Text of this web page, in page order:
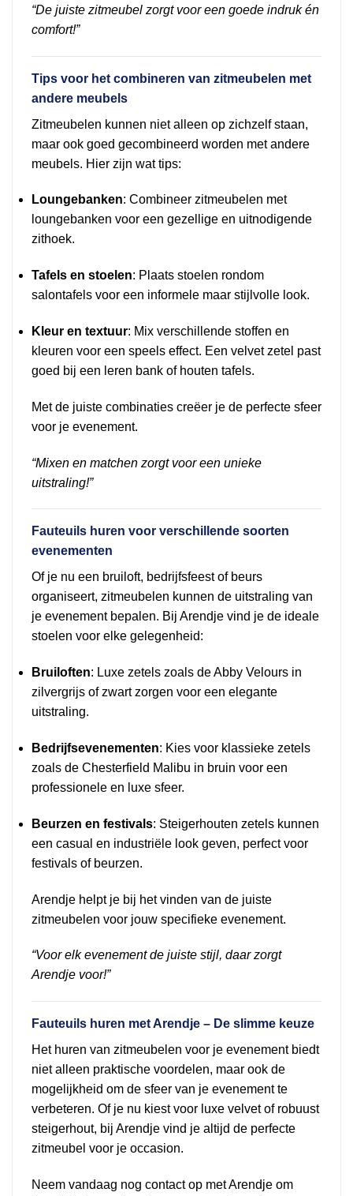
“De juiste zitmeubel zorgt voor een goede indruk én
comfort!”
Tips voor het combineren van zitmeubelen met
andere meubels
Zitmeubelen kunnen niet alleen op zichzelf staan,
maar ook goed gecombineerd worden met andere
meubels. Hier zijn wat tips:
Loungebanken: Combineer zitmeubelen met
loungebanken voor een gezellige en uitnodigende
zithoek.
Tafels en stoelen: Plaats stoelen rondom
salontafels voor een informele maar stijlvolle look.
Kleur en textuur: Mix verschillende stoffen en
kleuren voor een speels effect. Een velvet zetel past
goed bij een leren bank of houten tafels.
Met de juiste combinaties creëer je de perfecte sfeer
voor je evenement.
“Mixen en matchen zorgt voor een unieke
uitstraling!”
Fauteuils huren voor verschillende soorten
evenementen
Of je nu een bruiloft, bedrijfsfeest of beurs
organiseert, zitmeubelen kunnen de uitstraling van
je evenement bepalen. Bij Arendje vind je de ideale
stoelen voor elke gelegenheid:
Bruiloften: Luxe zetels zoals de Abby Velours in
zilvergrijs of zwart zorgen voor een elegante
uitstraling.
Bedrijfsevenementen: Kies voor klassieke zetels
zoals de Chesterfield Malibu in bruin voor een
professionele en luxe sfeer.
Beurzen en festivals: Steigerhouten zetels kunnen
een casual en industriële look geven, perfect voor
festivals of beurzen.
Arendje helpt je bij het vinden van de juiste
zitmeubelen voor jouw specifieke evenement.
“Voor elk evenement de juiste stijl, daar zorgt
Arendje voor!”
Fauteuils huren met Arendje – De slimme keuze
Het huren van zitmeubelen voor je evenement biedt
niet alleen praktische voordelen, maar ook de
mogelijkheid om de sfeer van je evenement te
verbeteren. Of je nu kiest voor luxe velvet of robuust
steigerhout, bij Arendje vind je altijd de perfecte
zitmeubel voor je occasion.
Neem vandaag nog contact op met Arendje om